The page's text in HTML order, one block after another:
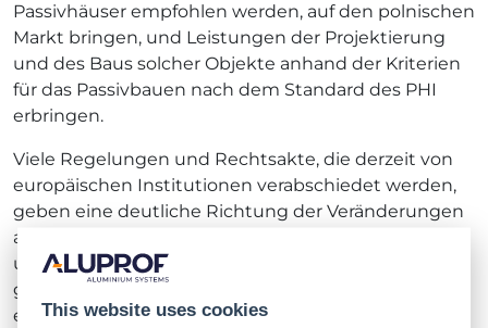
Passivhäuser empfohlen werden, auf den polnischen
Markt bringen, und Leistungen der Projektierung
und des Baus solcher Objekte anhand der Kriterien
für das Passivbauen nach dem Standard des PHI
erbringen.
Viele Regelungen und Rechtsakte, die derzeit von
europäischen Institutionen verabschiedet werden,
geben eine deutliche Richtung der Veränderungen
an der bisherigen Energiepolitik vor. Gefordert wird
unter anderem eine nachhaltige Entwicklung unter
gleichzeitiger Schonung natürlicher Ressourcen,
eine Erhöhung des Energieanteils, der aus
This website uses cookies